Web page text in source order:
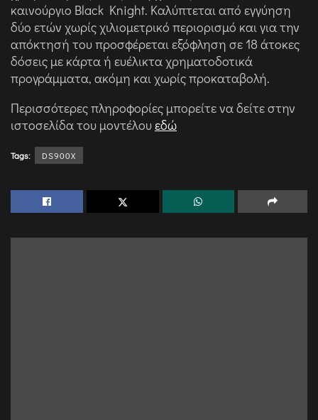
καινούργιο Black Knight. Καλύπτεται από εγγύηση
δύο ετών χωρίς χιλιομετρικό περιορισμό και για την
απόκτησή του προσφέρεται εξόφληση σε 18 άτοκες
δόσεις με κάρτα ή ευέλικτα χρηματοδοτικά
προγράμματα, ακόμη και χωρίς προκαταβολή.
Περισσότερες πληροφορίες μπορείτε να δείτε στην
ιστοσελίδα του μοντέλουεδώ
Tags: DS900X